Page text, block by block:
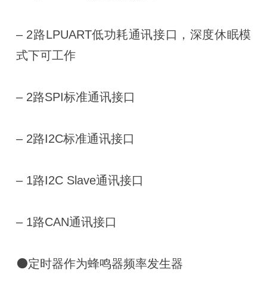
‒ 2路LPUART低功耗通讯接口，深度休眠模
式下可工作
‒ 2路SPI标准通讯接口
‒ 2路I2C标准通讯接口
‒ 1路I2C Slave通讯接口
‒ 1路CAN通讯接口
⚫定时器作为蜂鸣器频率发生器